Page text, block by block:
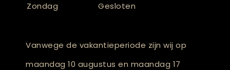
Zondag
Gesloten
Vanwege de vakantieperiode zijn wij op
maandag 10 augustus en maandag 17